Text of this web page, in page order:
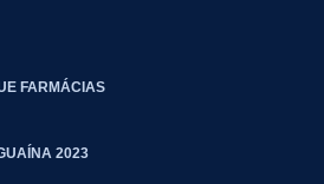
FARMÁCIAS
2023